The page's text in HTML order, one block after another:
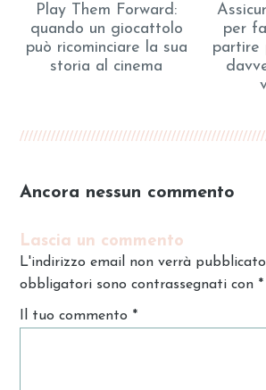
Play Them Forward:
quando un giocattolo
può ricominciare la sua
storia al cinema
per
partire
Ancora nessun commento
Lascia un commento
L'indirizzo email non verrà
obbligatori sono contrassegnati con *
Il tuo commento *